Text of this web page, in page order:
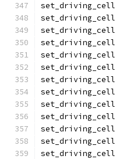
set_driving_cell
set_driving_cell
set_driving_cell
set_driving_cell
set_driving_cell
set_driving_cell
set_driving_cell
set_driving_cell
set_driving_cell
set_driving_cell
set_driving_cell
set_driving_cell
set_driving_cell